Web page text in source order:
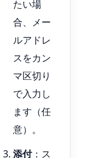
たい場
合、メー
ルアドレ
スをカン
マ区切り
で入力し
ます（任
意）。
添付：ス